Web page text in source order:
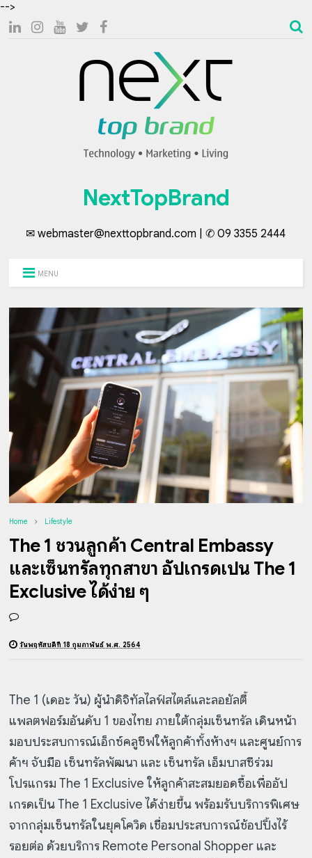
-->
NextTopBrand
✉ webmaster@nexttopbrand.com | ✆ 09 3355 2444
MENU
Home Lifestyle
The 1 ชวนลูกค้า Central Embassy
และเซ็นทรัลทุกสาขา อัปเกรดเป็น The 1
Exclusive ได้ง่าย ๆ
วันพฤหัสบดีที่ 18 กุมภาพันธ์ พ.ศ. 2564
The 1 (เดอะ วัน) ผู้นำดิจิทัลไลฟ์สไตล์และลอยัลตี้
แพลตฟอร์มอันดับ 1 ของไทย ภายใต้กลุ่มเซ็นทรัล เดินหน้า
มอบประสบการณ์เอ็กซ์คลูซีฟให้ลูกค้าทั้งห้างฯ และศูนย์การ
ค้าฯ จับมือ เซ็นทรัลพัฒนา และ เซ็นทรัล เอ็มบาสซีร่วม
โปรแกรม The 1 Exclusive ให้ลูกค้าสะสมยอดซื้อเพื่ออัป
เกรดเป็น The 1 Exclusive ได้ง่ายขึ้น พร้อมรับบริการพิเศษ
จากกลุ่มเซ็นทรัลในยุคโควิด เชื่อมประสบการณ์ช้อปปิ้งไร้
รอยต่อ ด้วยบริการ Remote Personal Shopper และ